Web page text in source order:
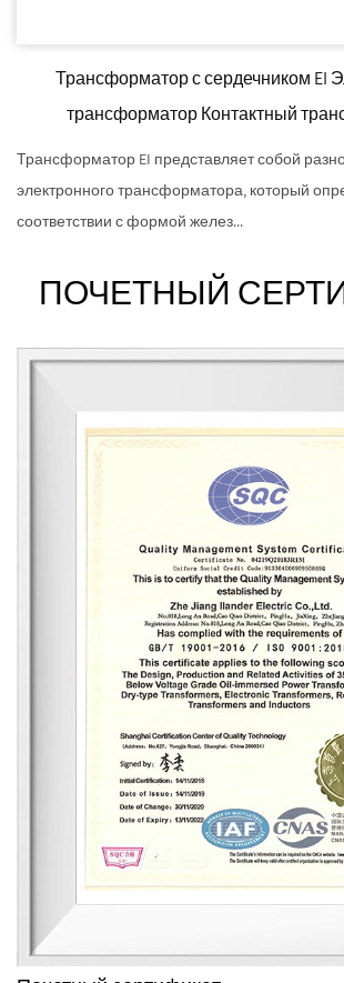
Трансформатор с сердечником EI
трансформатор Контактный
Трансформатор EI представляет собой
электронного трансформатора, который
соответствии с формой желез...
ПОЧЕТНЫЙ